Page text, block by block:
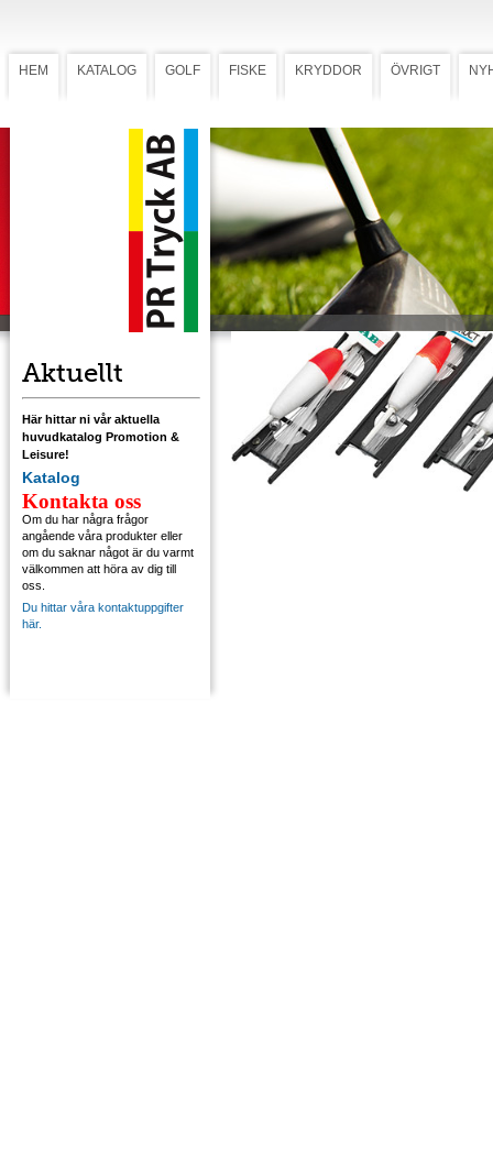
HEM KATALOG GOLF FISKE KRYDDOR ÖVRIGT
Aktuellt
Här hittar ni vår aktuella
huvudkatalog Promotion &
Leisure!
Katalog
Kontakta oss
Om du har några frågor
angående våra produkter eller
om du saknar något är du varmt
välkommen att höra av dig till
oss.
Du hittar våra kontaktuppgifter
här.
Mete-Set
Komplett meteset med lina, krok, flöte och
sänke.
Tryckstorlek: Ø 19 mm eller 10x25 mm.
Ladda ner flötesmall rund
Ladda ner flötesmall rektangulär